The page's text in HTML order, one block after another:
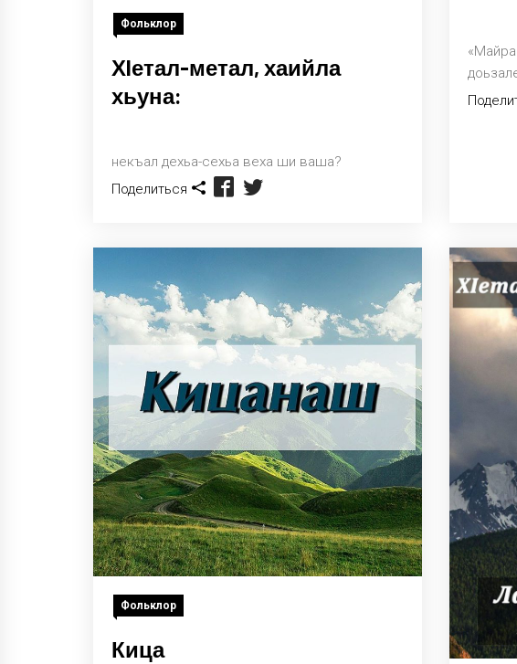
Фольклор
ХIетал-метал, хаийла
хьуна:
некъал дехьа-сехьа веха ши ваша?
Поделиться
Фольклор
Кица